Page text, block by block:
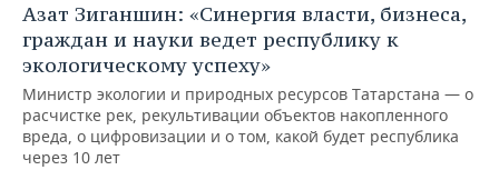
Азат Зиганшин: «Синергия власти, бизнеса,
граждан и науки ведет республику к
экологическому успеху»
Министр экологии и природных ресурсов Татарстана — о
расчистке рек, рекультивации объектов накопленного
вреда, о цифровизации и о том, какой будет республика
через 10 лет